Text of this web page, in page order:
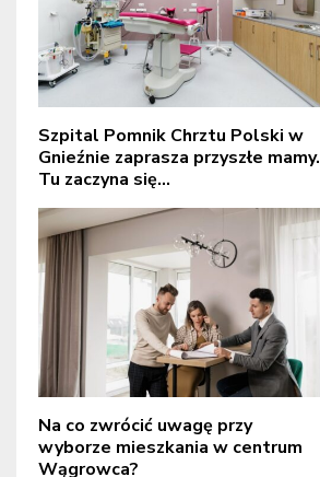
Szpital Pomnik Chrztu Polski w
Gnieźnie zaprasza przyszłe mamy.
Tu zaczyna się...
Na co zwrócić uwagę przy
wyborze mieszkania w centrum
Wągrowca?